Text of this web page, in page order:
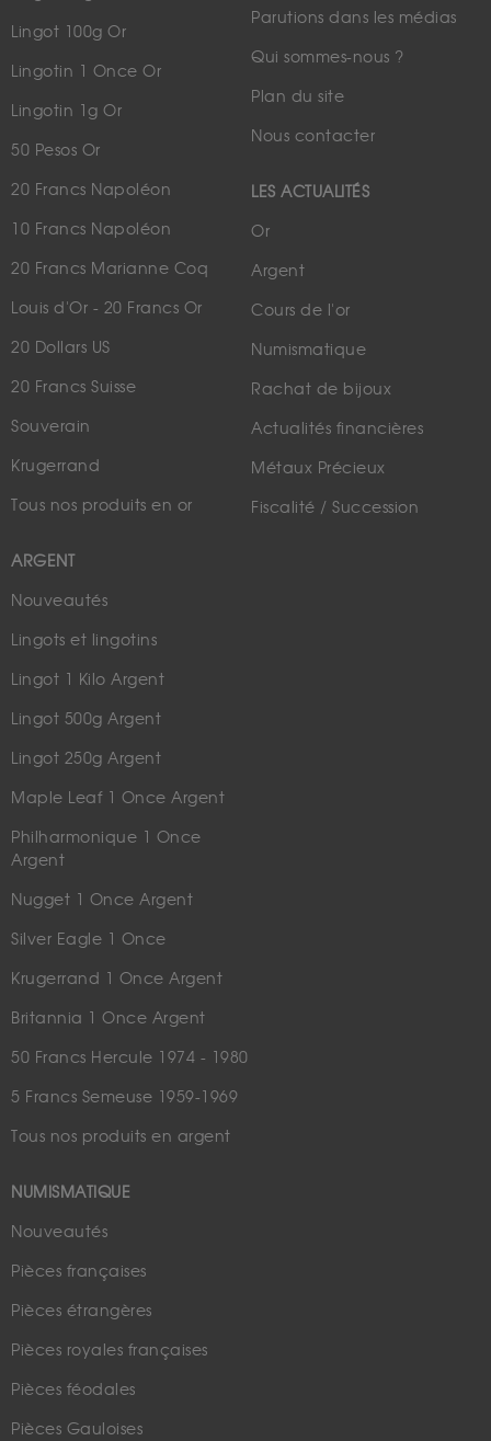
Lingot 100g Or
Lingotin 1 Once Or
Lingotin 1g Or
50 Pesos Or
20 Francs Napoléon
10 Francs Napoléon
20 Francs Marianne Coq
Louis d'Or - 20 Francs Or
20 Dollars US
20 Francs Suisse
Souverain
Krugerrand
Tous nos produits en or
ARGENT
Nouveautés
Lingots et lingotins
Lingot 1 Kilo Argent
Lingot 500g Argent
Lingot 250g Argent
Maple Leaf 1 Once Argent
Philharmonique 1 Once
Argent
Nugget 1 Once Argent
Silver Eagle 1 Once
Krugerrand 1 Once Argent
Britannia 1 Once Argent
50 Francs Hercule 1974 - 1980
5 Francs Semeuse 1959-1969
Tous nos produits en argent
NUMISMATIQUE
Nouveautés
Pièces françaises
Pièces étrangères
Pièces royales françaises
Pièces féodales
Pièces Gauloises
Parutions dans les médias
Qui sommes-nous ?
Plan du site
Nous contacter
LES ACTUALITÉS
Or
Argent
Cours de l'or
Numismatique
Rachat de bijoux
Actualités financières
Métaux Précieux
Fiscalité / Succession